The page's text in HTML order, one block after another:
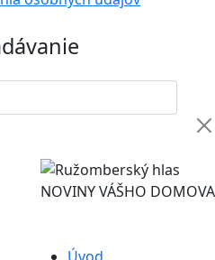
NOVINY VÁŠHO DOMOVA